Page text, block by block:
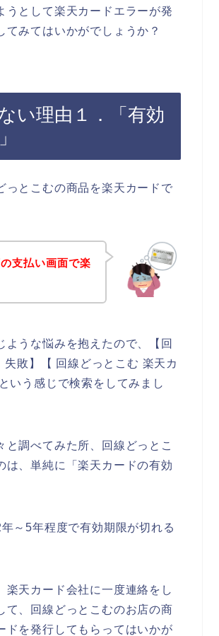
うとして楽天カードエラーが発
みてはいかがでしょうか？
い理由１．「有効
っとこむの商品を楽天カードで
支払い画面で楽
うな悩みを抱えたので、【回
敗】【 回線どっとこむ 楽天カ
う感じで検索をしてみまし
調べてみた所、回線どっとこ
は、単純に「楽天カードの有効
～5年程度で有効期限が切れる
天カード会社に一度連絡をし
て、回線どっとこむのお店の商
ドを発行してもらってはいかが